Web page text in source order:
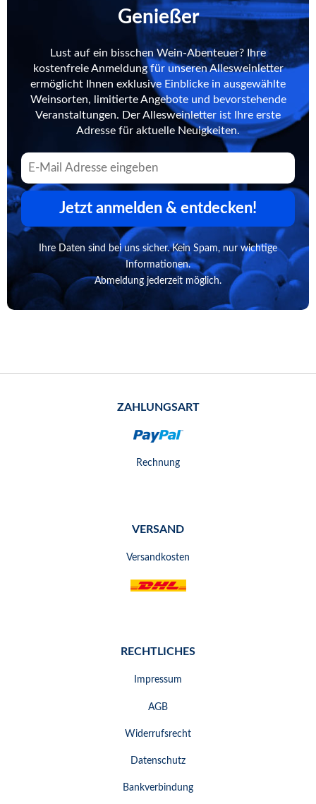
Genießer
Lust auf ein bisschen Wein-Abenteuer? Ihre
kostenfreie Anmeldung für unseren Allesweinletter
ermöglicht Ihnen exklusive Einblicke in ausgewählte
Weinsorten, limitierte Angebote und bevorstehende
Veranstaltungen. Der Allesweinletter ist Ihre erste
Adresse für aktuelle Neuigkeiten.
Jetzt anmelden & entdecken!
Ihre Daten sind bei uns sicher. Kein Spam, nur wichtige
Informationen.
Abmeldung jederzeit möglich.
ZAHLUNGSART
Rechnung
VERSAND
Versandkosten
RECHTLICHES
Impressum
AGB
Widerrufsrecht
Datenschutz
Bankverbindung